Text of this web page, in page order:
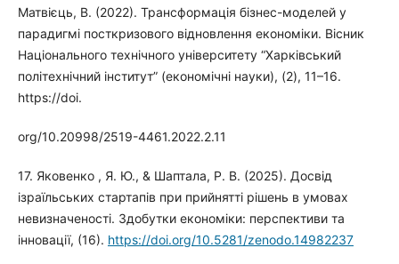
Матвієць, В. (2022). Трансформація бізнес-моделей у
парадигмі посткризового відновлення економіки. Вісник
Національного технічного університету “Харківський
політехнічний інститут” (економічні науки), (2), 11–16.
https://doi.
org/10.20998/2519-4461.2022.2.11
17. Яковенко , Я. Ю., & Шаптала, Р. В. (2025). Досвід
ізраїльських стартапів при прийнятті рішень в умовах
невизначеності. Здобутки економіки: перспективи та
інновації, (16). https://doi.org/10.5281/zenodo.14982237